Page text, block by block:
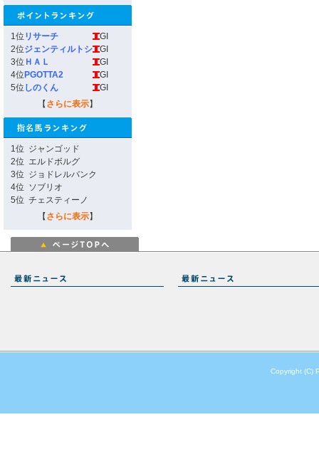
1位 リサーチ
GI
2位ジェンティルトシ
GI
3位 ＨＡＬ
GI
4位 PGOTTA2
GI
5位 しのくん
GI
【 さらに表示】
1位 ジャンゴッド
2位 エルドボルグ
3位 ジョドレルバンク
4位 ソブリオ
5位 チェスティーノ
【 さらに表示】
Copyright (C)